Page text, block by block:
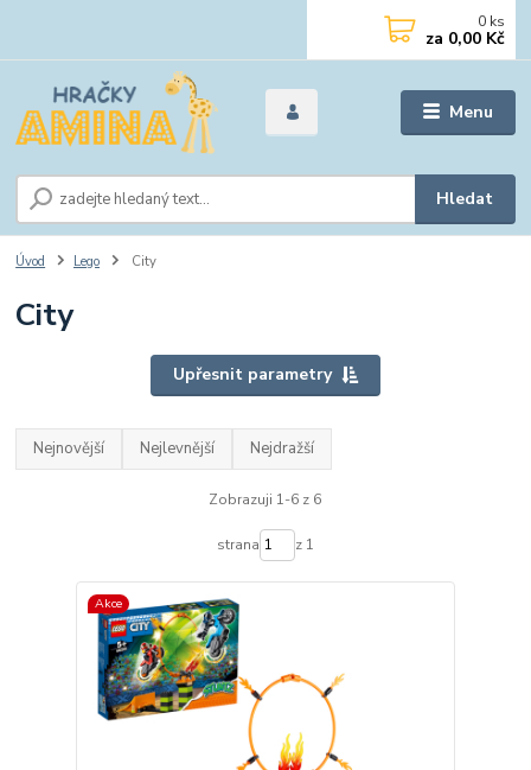
Menu
Hledat
0 ks
za 0,00 Kč
Úvod Lego City
City
Upřesnit parametry
Nejnovější Nejlevnější Nejdražší
Zobrazuji 1-6 z 6
strana z 1
Akce